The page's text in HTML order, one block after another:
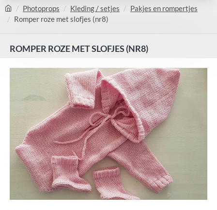
Photoprops Kleding / setjes
Pakjes en rompertjes
Romper roze met slofjes (nr8)
ROMPER ROZE MET SLOFJES (NR8)